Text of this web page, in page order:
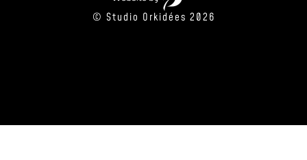
© Studio Orkidées 2026